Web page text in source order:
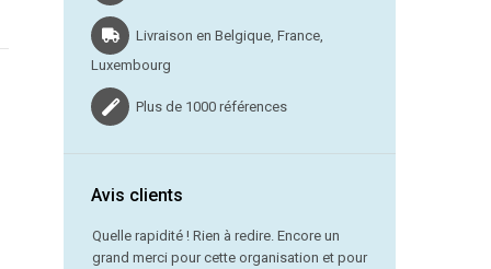
Livraison en Belgique, France,
Luxembourg
Plus de 1000 références
Avis clients
Quelle rapidité ! Rien à redire. Encore un
grand merci pour cette organisation et pour